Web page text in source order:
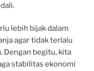
lebih bijak dalam
agar tidak terlalu
Dengan begitu, kita
stabilitas ekonomi